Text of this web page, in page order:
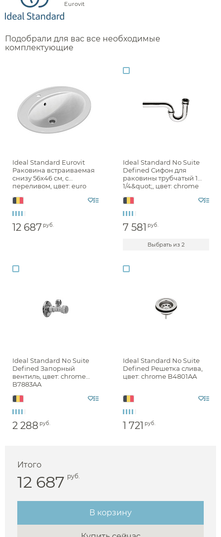
комнаты
Аксессуары
Стаканы
Ершики
Мебель для ванной комнаты
Смесители встраиваемые для душа и ванны
Смесители накладные для душа и ванны
Eurovit
Подобрали для вас все необходимые
комплектующие
Ideal Standard Eurovit
Раковина встраиваемая
снизу 56x46 см, с
переливом, цвет: euro
12 687 руб.
Ideal Standard No Suite
Defined Сифон для
раковины трубчатый 1
1/4&quot;, цвет: chrome
7 581 руб.
Выбрать из 2
Ideal Standard No Suite
Defined Запорный
вентиль, цвет: chrome
B7883AA
2 288 руб.
Ideal Standard No Suite
Defined Решетка слива,
цвет: chrome B4801AA
1 721 руб.
Итого
12 687 руб.
В корзину